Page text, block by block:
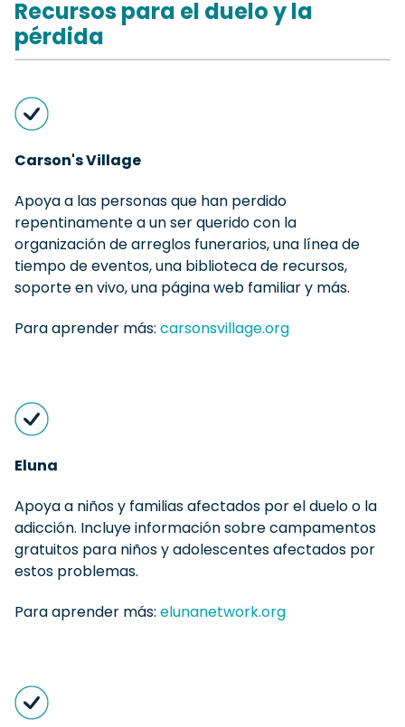
Recursos para el duelo y la
pérdida
Carson's Village
Apoya a las personas que han perdido
repentinamente a un ser querido con la
organización de arreglos funerarios, una línea de
tiempo de eventos, una biblioteca de recursos,
soporte en vivo, una página web familiar y más.
Para aprender más: carsonsvillage.org
Eluna
Apoya a niños y familias afectados por el duelo o la
adicción. Incluye información sobre campamentos
gratuitos para niños y adolescentes afectados por
estos problemas.
Para aprender más: elunanetwork.org